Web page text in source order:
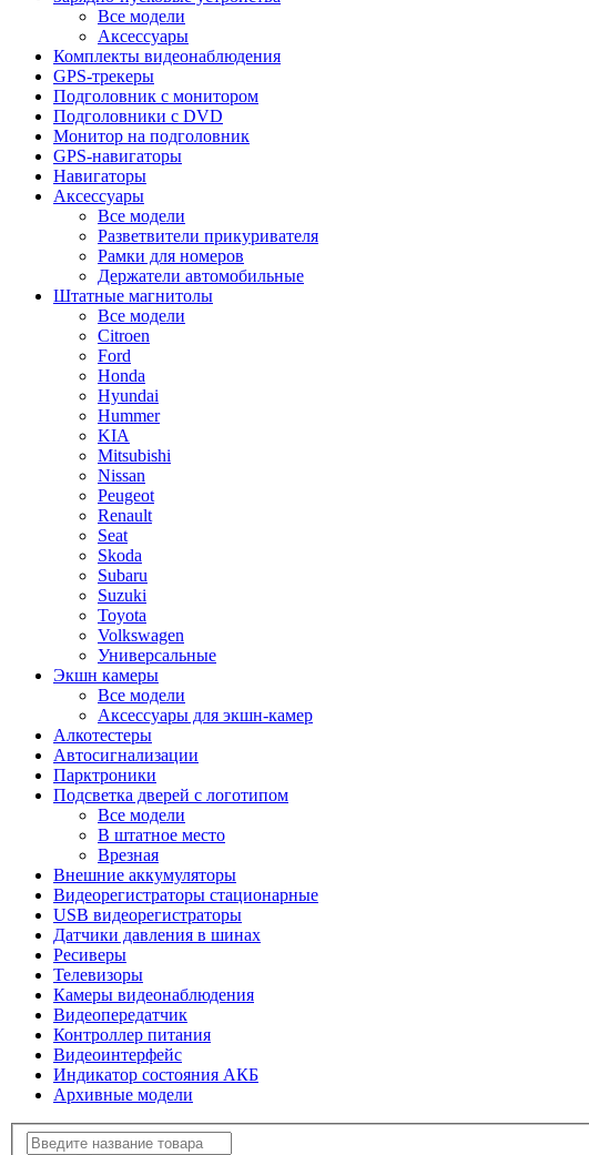
Все модели
Аксессуары
Комплекты видеонаблюдения
GPS-трекеры
Подголовник с монитором
Подголовники с DVD
Монитор на подголовник
GPS-навигаторы
Навигаторы
Аксессуары
Все модели
Разветвители прикуривателя
Рамки для номеров
Держатели автомобильные
Штатные магнитолы
Все модели
Citroen
Ford
Honda
Hyundai
Hummer
KIA
Mitsubishi
Nissan
Peugeot
Renault
Seat
Skoda
Subaru
Suzuki
Toyota
Volkswagen
Универсальные
Экшн камеры
Все модели
Аксессуары для экшн-камер
Алкотестеры
Автосигнализации
Парктроники
Подсветка дверей с логотипом
Все модели
В штатное место
Врезная
Внешние аккумуляторы
Видеорегистраторы стационарные
USB видеорегистраторы
Датчики давления в шинах
Ресиверы
Телевизоры
Камеры видеонаблюдения
Видеопередатчик
Контроллер питания
Видеоинтерфейс
Индикатор состояния АКБ
Архивные модели